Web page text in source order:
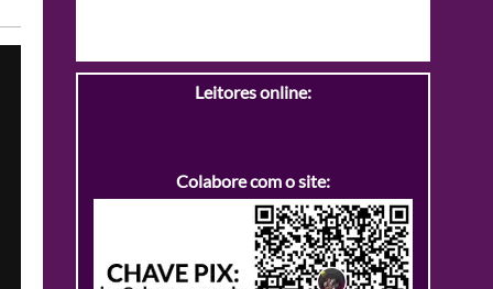
Leitores online:
Colabore com o site: